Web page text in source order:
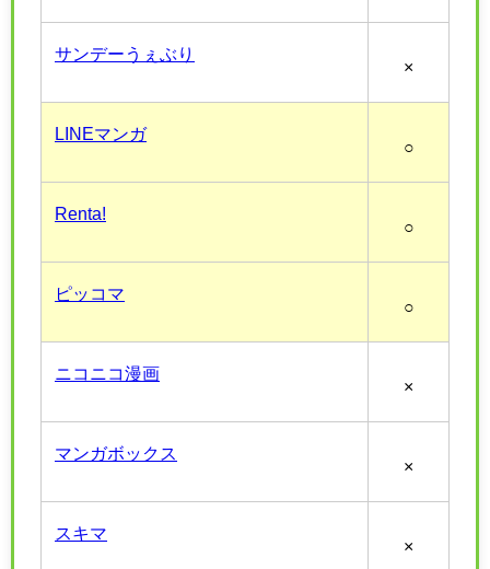
サンデーうぇぶり
×
LINEマンガ
○
Renta!
○
ピッコマ
○
ニコニコ漫画
×
マンガボックス
×
スキマ
×